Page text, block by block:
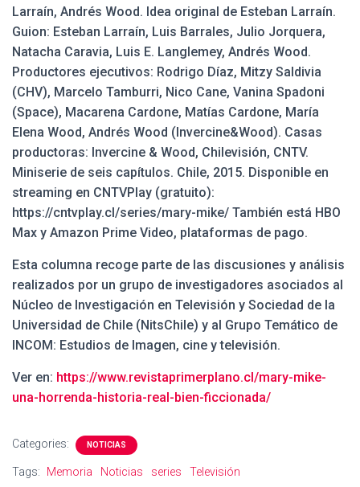
Larraín, Andrés Wood. Idea original de Esteban Larraín.
Guion: Esteban Larraín, Luis Barrales, Julio Jorquera,
Natacha Caravia, Luis E. Langlemey, Andrés Wood.
Productores ejecutivos: Rodrigo Díaz, Mitzy Saldivia
(CHV), Marcelo Tamburri, Nico Cane, Vanina Spadoni
(Space), Macarena Cardone, Matías Cardone, María
Elena Wood, Andrés Wood (Invercine&Wood). Casas
productoras: Invercine & Wood, Chilevisión, CNTV.
Miniserie de seis capítulos. Chile, 2015. Disponible en
streaming en CNTVPlay (gratuito):
https://cntvplay.cl/series/mary-mike/ También está HBO
Max y Amazon Prime Video, plataformas de pago.
Esta columna recoge parte de las discusiones y análisis
realizados por un grupo de investigadores asociados al
Núcleo de Investigación en Televisión y Sociedad de la
Universidad de Chile (NitsChile) y al Grupo Temático de
INCOM: Estudios de Imagen, cine y televisión.
Ver en: https://www.revistaprimerplano.cl/mary-mike-
una-horrenda-historia-real-bien-ficcionada/
Categories: NOTICIAS
Tags: Memoria Noticias series Televisión